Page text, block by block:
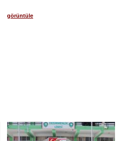
görüntüle